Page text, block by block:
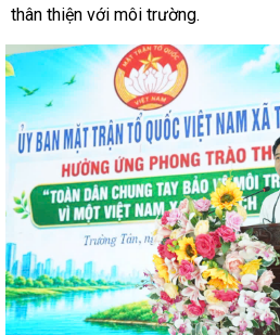
thân thiện với môi trường.